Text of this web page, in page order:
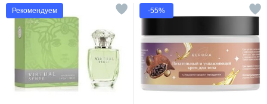
Рекомендуем -55%